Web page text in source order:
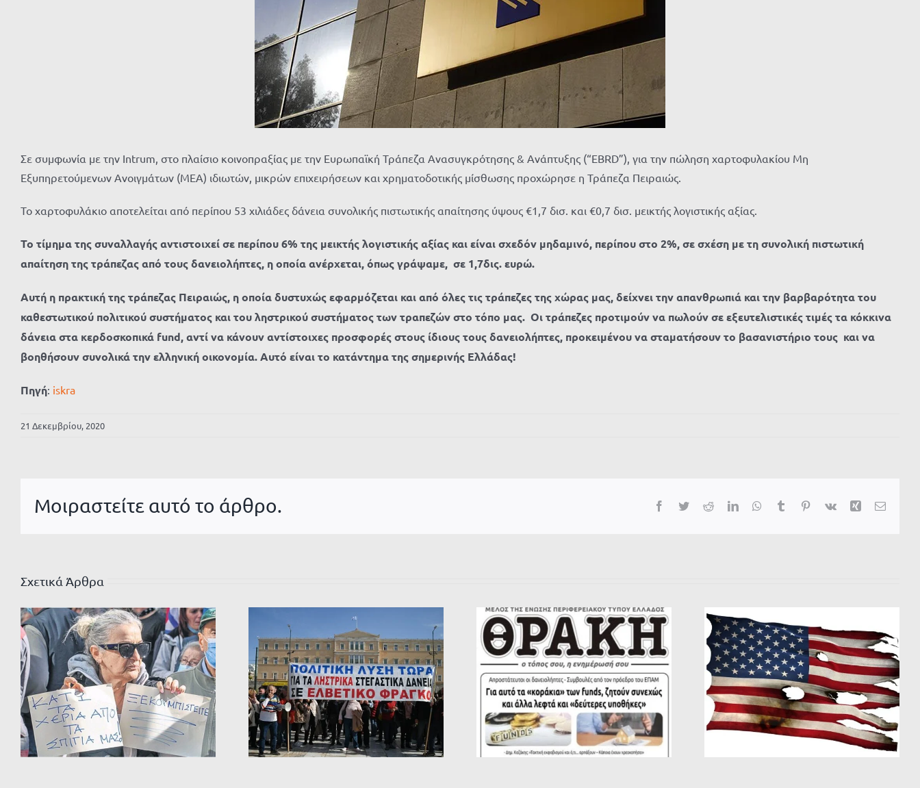
Σε συμφωνία με την Intrum, στο πλαίσιο κοινοπραξίας με την Ευρωπαϊκή Τράπεζα Ανασυγκρότησης & Ανάπτυξης (“EBRD”), για την πώληση χαρτοφυλακίου Μη
Εξυπηρετούμενων Ανοιγμάτων (ΜΕΑ) ιδιωτών, μικρών επιχειρήσεων και χρηματοδοτικής μίσθωσης προχώρησε η Τράπεζα Πειραιώς.
Το χαρτοφυλάκιο αποτελείται από περίπου 53 χιλιάδες δάνεια συνολικής πιστωτικής απαίτησης ύψους €1,7 δισ. και €0,7 δισ. μεικτής λογιστικής αξίας.
Το τίμημα της συναλλαγής αντιστοιχεί σε περίπου 6% της μεικτής λογιστικής αξίας και είναι σχεδόν μηδαμινό, περίπου στο 2%, σε σχέση με τη συνολική πιστωτική
απαίτηση της τράπεζας από τους δανειολήπτες, η οποία ανέρχεται, όπως γράψαμε, σε 1,7δις. ευρώ.
Αυτή η πρακτική της τράπεζας Πειραιώς, η οποία δυστυχώς εφαρμόζεται και από όλες τις τράπεζες της χώρας μας, δείχνει την απανθρωπιά και την βαρβαρότητα του
καθεστωτικού πολιτικού συστήματος και του ληστρικού συστήματος των τραπεζών στο τόπο μας. Οι τράπεζες προτιμούν να πωλούν σε εξευτελιστικές τιμές τα κόκκινα
δάνεια στα κερδοσκοπικά fund, αντί να κάνουν αντίστοιχες προσφορές στους ίδιους τους δανειολήπτες, προκειμένου να σταματήσουν το βασανιστήριο τους και να
βοηθήσουν συνολικά την ελληνική οικονομία. Αυτό είναι το κατάντημα της σημερινής Ελλάδας!
Πηγή: iskra
21 Δεκεμβρίου, 2020
Μοιραστείτε αυτό το άρθρο. Facebook
TwitterRedditLinkedInWhatsApp
Tumblr Pinterest
Vk Xing Email
Σχετικά Άρθρα